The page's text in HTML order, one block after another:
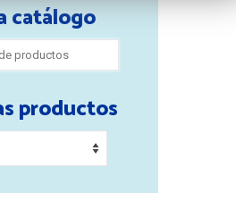
catálogo
productos